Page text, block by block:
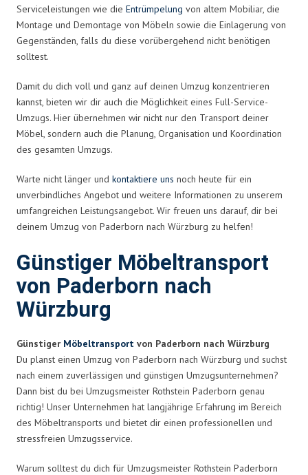
Serviceleistungen wie die Entrümpelung von altem Mobiliar, die
Montage und Demontage von Möbeln sowie die Einlagerung von
Gegenständen, falls du diese vorübergehend nicht benötigen
solltest.
Damit du dich voll und ganz auf deinen Umzug konzentrieren
kannst, bieten wir dir auch die Möglichkeit eines Full-Service-
Umzugs. Hier übernehmen wir nicht nur den Transport deiner
Möbel, sondern auch die Planung, Organisation und Koordination
des gesamten Umzugs.
Warte nicht länger und kontaktiere uns noch heute für ein
unverbindliches Angebot und weitere Informationen zu unserem
umfangreichen Leistungsangebot. Wir freuen uns darauf, dir bei
deinem Umzug von Paderborn nach Würzburg zu helfen!
Günstiger Möbeltransport
von Paderborn nach
Würzburg
Günstiger Möbeltransport von Paderborn nach Würzburg
Du planst einen Umzug von Paderborn nach Würzburg und suchst
nach einem zuverlässigen und günstigen Umzugsunternehmen?
Dann bist du bei Umzugsmeister Rothstein Paderborn genau
richtig! Unser Unternehmen hat langjährige Erfahrung im Bereich
des Möbeltransports und bietet dir einen professionellen und
stressfreien Umzugsservice.
Warum solltest du dich für Umzugsmeister Rothstein Paderborn